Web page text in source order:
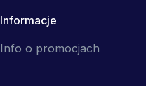
Informacje
Info o promocjach